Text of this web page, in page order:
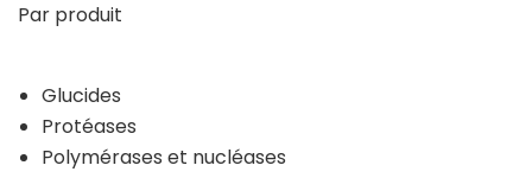
Par produit
Glucides
Protéases
Polymérases et nucléases